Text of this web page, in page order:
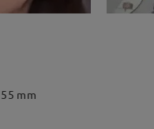
55 mm